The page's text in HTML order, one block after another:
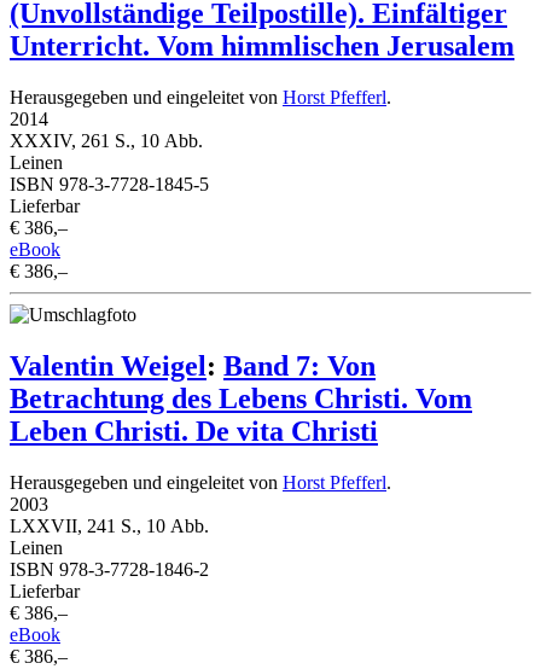
(Unvollständige Teilpostille). Einfältiger
Unterricht. Vom himmlischen Jerusalem
Herausgegeben und eingeleitet von Horst Pfefferl.
2014
XXXIV, 261 S., 10 Abb.
Leinen
ISBN 978-3-7728-1845-5
Lieferbar
€ 386,–
eBook
€ 386,–
Valentin Weigel: Band 7: Von
Betrachtung des Lebens Christi. Vom
Leben Christi. De vita Christi
Herausgegeben und eingeleitet von Horst Pfefferl.
2003
LXXVII, 241 S., 10 Abb.
Leinen
ISBN 978-3-7728-1846-2
Lieferbar
€ 386,–
eBook
€ 386,–